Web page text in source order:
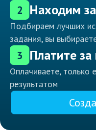
2 Находим
Подбираем лучших
задания, вы
3 Платите за
Оплачиваете, только
результатом